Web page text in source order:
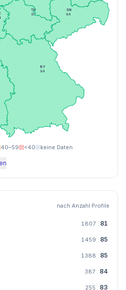
BY
84
SN
84
TH
81
40–59 <40 keine Daten
nach Anzahl Profile
1807 81
1459 85
1388 85
387 84
255 83